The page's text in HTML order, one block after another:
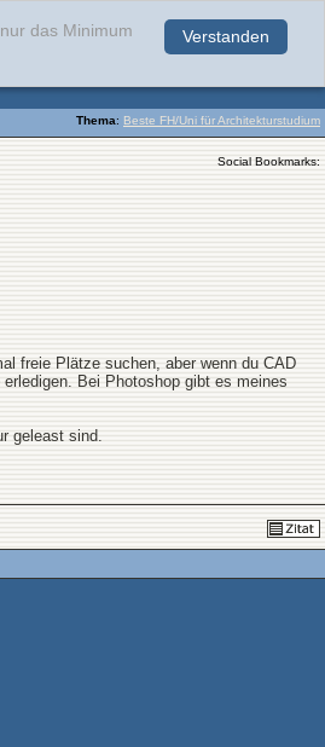
Verstanden
das Minimum
Thema: Beste FH/Uni für Architekturstudium
Social Bookmarks:
freie Plätze suchen, aber wenn du CAD
Bei Photoshop gibt es meines
geleast sind.